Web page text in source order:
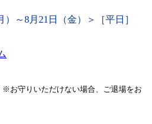
～8月21日（金）＞［平日］
お守りいただけない場合、ご退場をお